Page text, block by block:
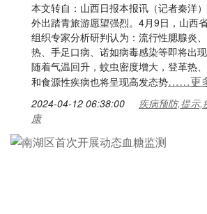
本文转自：山西日报本报讯（记者秦洋
外出踏青旅游愿望强烈。4月9日，山西
组织专家分析研判认为：流行性腮腺炎
热、手足口病、诺如病毒感染等即将出
随着气温回升，蚊虫密度增大，登革热
和食源性疾病也将呈现高发态势……更
2024-04-12 06:38:00
疾病预防,提示,
康